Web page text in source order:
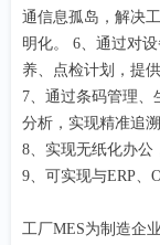
通信息孤岛，解决
明化。 6、通过对
养、点检计划，提
7、通过条码管理、
分析，实现精准追溯
8、实现无纸化办公
9、可实现与ERP、
工厂MES为制造企